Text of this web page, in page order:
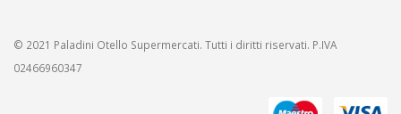
© 2021 Paladini Otello Supermercati. Tutti i diritti riservati. P.IVA
02466960347